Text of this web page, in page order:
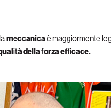
meccanicaèmaggiormente
della forza efficace.